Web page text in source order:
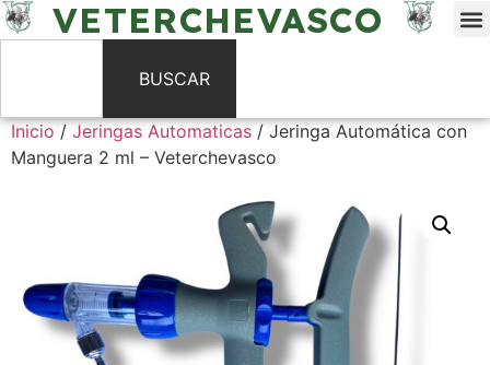
VETERCHEVASCO
BUSCAR
Inicio/Jeringas Automaticas/ Jeringa Automática con
Manguera 2 ml – Veterchevasco